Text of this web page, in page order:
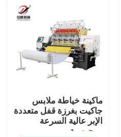
ماكينة خياطة ملابس
جاكيت بغرزة قفل متعددة
الإبر عالية السرعة
ومحوسبة